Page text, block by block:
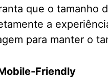
que o tamanho
a
para manter o
Friendly